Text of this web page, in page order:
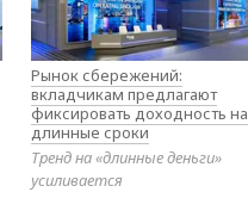
Рынок сбережений:
вкладчикам предлагают
фиксировать доходность на
длинные сроки
Тренд на «длинные деньги»
усиливается